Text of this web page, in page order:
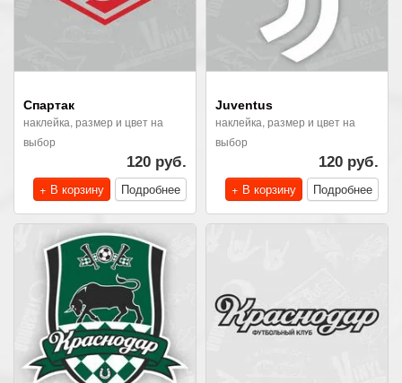
Спартак
наклейка, размер и цвет на
выбор
120 руб.
+ В корзину
Подробнее
Juventus
наклейка, размер и цвет на
выбор
120 руб.
+ В корзину
Подробнее